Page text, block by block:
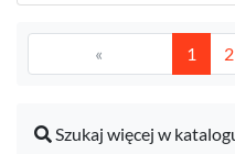
« 1 2
Szukaj więcej w